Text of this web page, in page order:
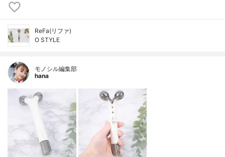
ReFa(リファ)
O STYLE
モノシル編集部
hana